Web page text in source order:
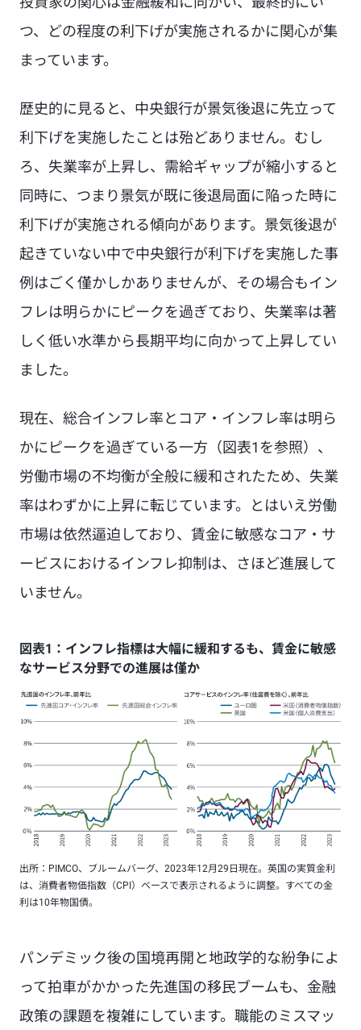
つ、どの程度の利下げが実施されるかに関心が集
まっています。
歴史的に見ると、中央銀行が景気後退に先立って
利下げを実施したことは殆どありません。むし
ろ、失業率が上昇し、需給ギャップが縮小すると
同時に、つまり景気が既に後退局面に陥った時に
利下げが実施される傾向があります。景気後退が
起きていない中で中央銀行が利下げを実施した事
例はごく僅かしかありませんが、その場合もイン
フレは明らかにピークを過ぎており、失業率は著
しく低い水準から長期平均に向かって上昇してい
ました。
現在、総合インフレ率とコア・インフレ率は明ら
かにピークを過ぎている一方（図表1を参照）、
労働市場の不均衡が全般に緩和されたため、失業
率はわずかに上昇に転じています。とはいえ労働
市場は依然逼迫しており、賃金に敏感なコア・サ
ービスにおけるインフレ抑制は、さほど進展して
いません。
図表1：インフレ指標は大幅に緩和するも、賃金に敏感
なサービス分野での進展は僅か
出所：PIMCO、ブルームバーグ、2023年12月29日現在。英国の実質金利
は、消費者物価指数（CPI）ベースで表示されるように調整。すべての金
利は10年物国債。
パンデミック後の国境再開と地政学的な紛争によ
って拍車がかかった先進国の移民ブームも、金融
政策の課題を複雑にしています。職能のミスマッ